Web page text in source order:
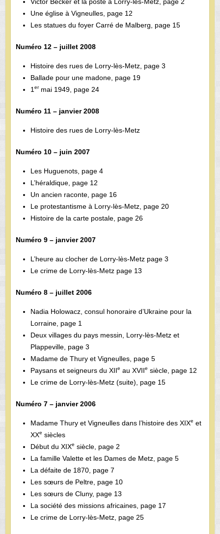
Une église à Vigneulles, page 12
Les statues du foyer Carré de Malberg, page 15
Numéro 12 – juillet 2008
Histoire des rues de Lorry-lès-Metz, page 3
Ballade pour une madone, page 19
1 ermai 1949, page 24
Numéro 11 – janvier 2008
Histoire des rues de Lorry-lès-Metz
Numéro 10 – juin 2007
Les Huguenots, page 4
L’héraldique, page 12
Un ancien raconte, page 16
Le protestantisme à Lorry-lès-Metz, page 20
Histoire de la carte postale, page 26
Numéro 9 – janvier 2007
L’heure au clocher de Lorry-lès-Metz page 3
Le crime de Lorry-lès-Metz page 13
Numéro 8 – juillet 2006
Nadia Holowacz, consul honoraire d’Ukraine pour la
Lorraine, page 1
Deux villages du pays messin, Lorry-lès-Metz et
Plappeville, page 3
Madame de Thury et Vigneulles, page 5
Paysans et seigneurs du XIIe au XVIIe siècle, page 12
Le crime de Lorry-lès-Metz (suite), page 15
Numéro 7 – janvier 2006
Madame Thury et Vigneulles dans l’histoire des XIXe et
XXe siècles
Début du XIXe siècle, page 2
La famille Valette et les Dames de Metz, page 5
La défaite de 1870, page 7
Les sœurs de Peltre, page 10
Les sœurs de Cluny, page 13
La société des missions africaines, page 17
Le crime de Lorry-lès-Metz, page 25